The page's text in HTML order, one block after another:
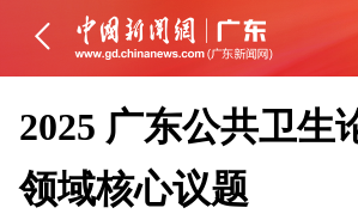
2025 广东公共卫生
领域核心议题